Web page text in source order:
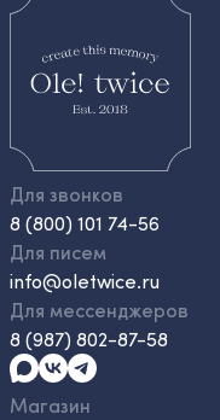
Для звонков
8 (800) 101 74-56
Для писем
info@oletwice.ru
Для мессенджеров
8 (987) 802-87-58
Магазин